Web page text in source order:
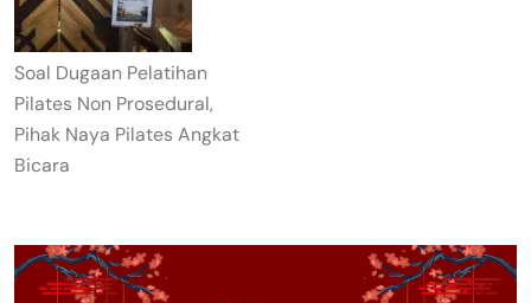
Soal Dugaan Pelatihan
Pilates Non Prosedural,
Pihak Naya Pilates Angkat
Bicara